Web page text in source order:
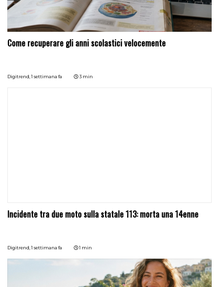
Come recuperare gli anni scolastici velocemente
Digitrend,1 settimana fa 3 min
Incidente tra due moto sulla statale 113: morta una 14enne
Digitrend,1 settimana fa 1 min